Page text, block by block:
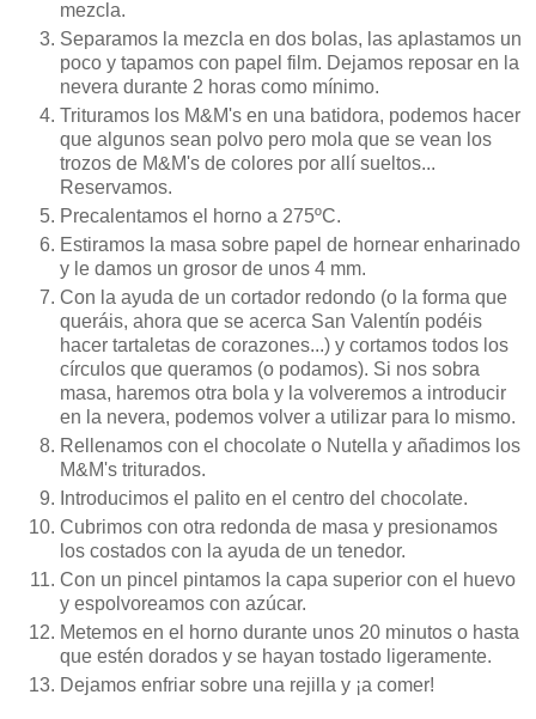
mezcla.
Separamos la mezcla en dos bolas, las aplastamos un
poco y tapamos con papel film. Dejamos reposar en la
nevera durante 2 horas como mínimo.
Trituramos los M&M's en una batidora, podemos hacer
que algunos sean polvo pero mola que se vean los
trozos de M&M's de colores por allí sueltos...
Reservamos.
Precalentamos el horno a 275ºC.
Estiramos la masa sobre papel de hornear enharinado
y le damos un grosor de unos 4 mm.
Con la ayuda de un cortador redondo (o la forma que
queráis, ahora que se acerca San Valentín podéis
hacer tartaletas de corazones...) y cortamos todos los
círculos que queramos (o podamos). Si nos sobra
masa, haremos otra bola y la volveremos a introducir
en la nevera, podemos volver a utilizar para lo mismo.
Rellenamos con el chocolate o Nutella y añadimos los
M&M's triturados.
Introducimos el palito en el centro del chocolate.
Cubrimos con otra redonda de masa y presionamos
los costados con la ayuda de un tenedor.
Con un pincel pintamos la capa superior con el huevo
y espolvoreamos con azúcar.
Metemos en el horno durante unos 20 minutos o hasta
que estén dorados y se hayan tostado ligeramente.
Dejamos enfriar sobre una rejilla y ¡a comer!